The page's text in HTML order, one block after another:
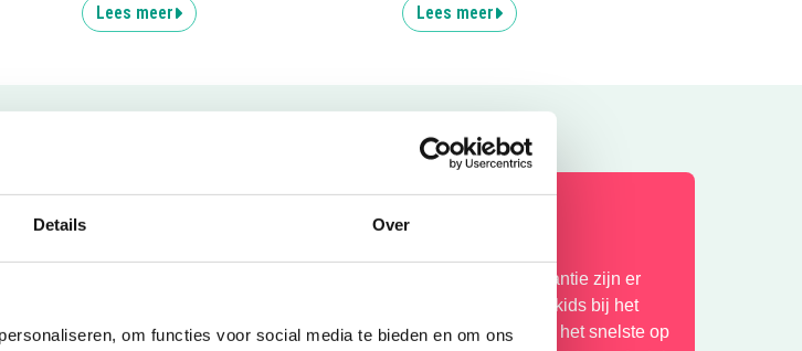
Details Over
om functies voor social media te bieden en om ons
Lees meer Lees meer
Klaar voor actie? In de zomervakantie zijn er
extra veel stoere activiteiten voor kids bij het
Nationaal Militair Museum. Wie is het snelste op